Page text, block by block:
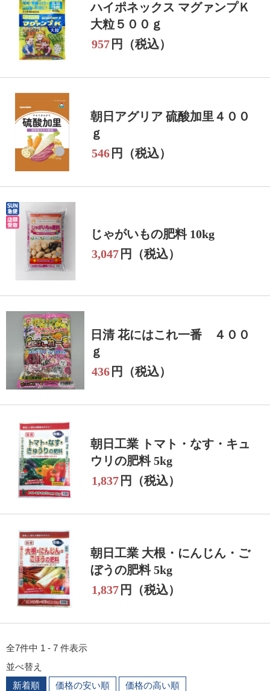
ハイポネックス マグァンプＫ
大粒５００ｇ
957 円（税込）
朝日アグリア 硫酸加里４００
ｇ
546 円（税込）
じゃがいもの肥料 10kg
3,047 円（税込）
日清 花にはこれ一番 ４００
ｇ
436 円（税込）
朝日工業 トマト・なす・キュ
ウリの肥料 5kg
1,837 円（税込）
朝日工業 大根・にんじん・ご
ぼうの肥料 5kg
1,837 円（税込）
全7件中 1 - 7 件表示
並べ替え
新着順
価格の安い順 価格の高い順